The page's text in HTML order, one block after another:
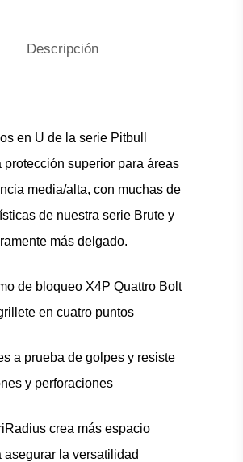
Descripción
en U de la serie Pitbull
protección superior para áreas
media/alta, con muchas de
de nuestra serie Brute y
más delgado.
de bloqueo X4P Quattro Bolt
en cuatro puntos
a prueba de golpes y resiste
y perforaciones
crea más espacio
asegurar la versatilidad